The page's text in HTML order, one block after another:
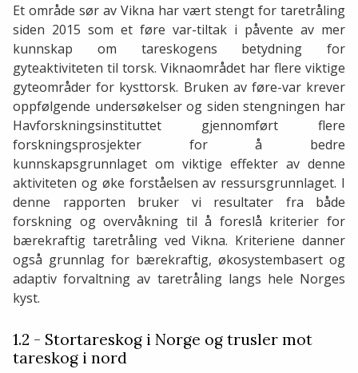
Et område sør av Vikna har vært stengt for taretråling
siden 2015 som et føre var-tiltak i påvente av mer
kunnskap om tareskogens betydning for
gyteaktiviteten til torsk. Viknaområdet har flere viktige
gyteområder for kysttorsk. Bruken av føre-var krever
oppfølgende undersøkelser og siden stengningen har
Havforskningsinstituttet gjennomført flere
forskningsprosjekter for å bedre
kunnskapsgrunnlaget om viktige effekter av denne
aktiviteten og øke forståelsen av ressursgrunnlaget. I
denne rapporten bruker vi resultater fra både
forskning og overvåkning til å foreslå kriterier for
bærekraftig taretråling ved Vikna. Kriteriene danner
også grunnlag for bærekraftig, økosystembasert og
adaptiv forvaltning av taretråling langs hele Norges
kyst.
1.2 - Stortareskog i Norge og trusler mot
tareskog i nord